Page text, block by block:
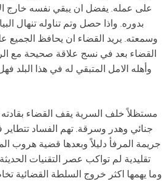
على عمله. يفضل ان يبقي نفسه خارج
بدوره. واذا حصل وتم تناوله تنهال
وسمعته. يريد القضاء ان يحافظ الجميع
القضاء بعد في نسج علاقة صحيحة مع
وأهله الامل المتبقي له في هذا
مستظلاً خلف السرية يقف القضاء
جنائي وهدر وسرقة. تهم الفساد
جريمة المرفأ دليلاً وبعدها قضية هروب
تقليدية لم تواكب عصر التقنيات
وما يهمها اكثر خروج السلطة القضائية